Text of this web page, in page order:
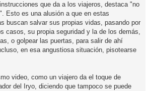
que da a los viajeros, destaca "no
Esto es una alusión a que en estas
buscan salvar sus propias vidas, pasando por
casos, su propia seguridad y la de los demás,
o golpear las puertas, para salir de ahí
en esa angustiosa situación, pisotearse
video, como un viajero da el toque de
del Iryo, diciendo que tampoco se puede